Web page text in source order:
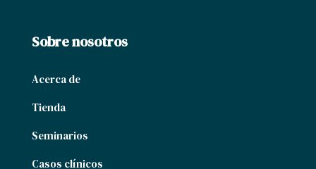
Sobre nosotros
Acerca de
Tienda
Seminarios
Casos clínicos